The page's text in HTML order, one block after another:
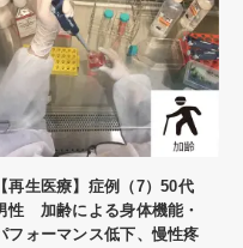
【再生医療】症例（7）50代
性 加齢による身体機能・
フォーマンス低下、慢性疼